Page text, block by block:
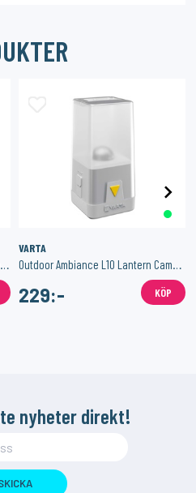
Outdoor Ambiance L20 Lantern Campinglykta
VARTA
Outdoor Ambiance L10 Lantern Campinglykta
229:- KÖP
nyheter direkt!